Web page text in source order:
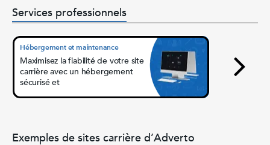
Services professionnels
Hébergement et maintenance
Maximisez la fiabilité de votre site
carrière avec un hébergement
sécurisé et
Générez
optimisez
Exemples de sites carrière d’Adverto